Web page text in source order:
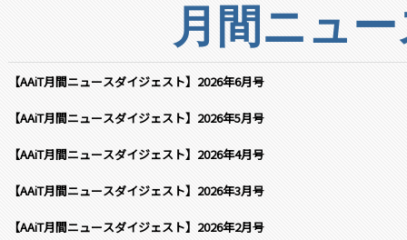
月間ニュ
【AAiT月間ニュースダイジェスト】2026年6月号
【AAiT月間ニュースダイジェスト】2026年5月号
【AAiT月間ニュースダイジェスト】2026年4月号
【AAiT月間ニュースダイジェスト】2026年3月号
【AAiT月間ニュースダイジェスト】2026年2月号